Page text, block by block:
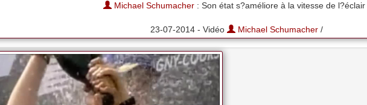
Michael Schumacher: Son état s?améliore à la vitesse de l?éclair
23-07-2014 - Vidéo Michael Schumacher/